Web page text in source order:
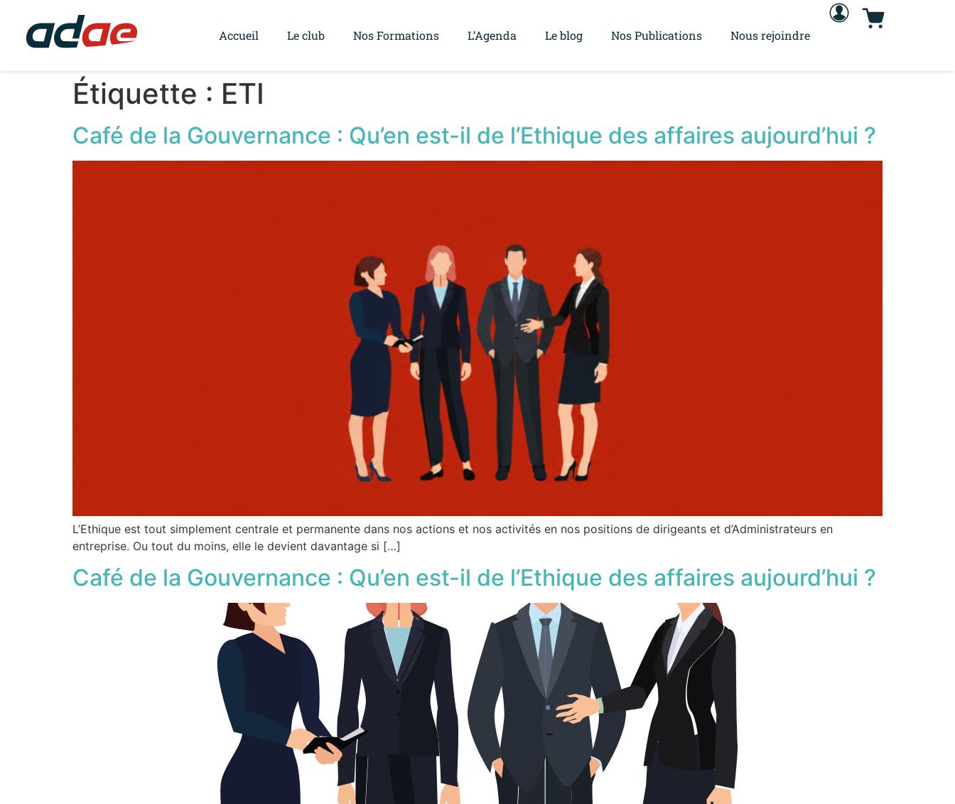
Accueil Le club Nos Formations L’Agenda Le blog Nos Publications Nous rejoindre
Étiquette : ETI
Café de la Gouvernance : Qu’en est-il de l’Ethique des affaires aujourd’hui ?
L’Ethique est tout simplement centrale et permanente dans nos actions et nos activités en nos positions de dirigeants et d’Administrateurs en
entreprise. Ou tout du moins, elle le devient davantage si […]
Café de la Gouvernance : Qu’en est-il de l’Ethique des affaires aujourd’hui ?